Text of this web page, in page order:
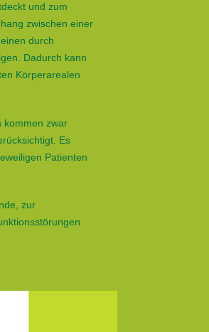
und zum
zwischen einer
durch
Dadurch kann
Körperarealen
kommen zwar
Es
Patienten
zur